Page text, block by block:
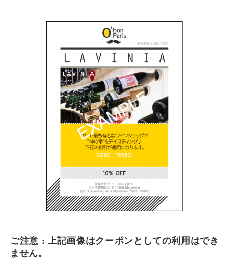
ご注意 : 上記画像はクーポンとしての利用はでき
ません。